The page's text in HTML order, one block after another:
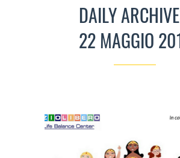
DAILY
22 MAGGIO